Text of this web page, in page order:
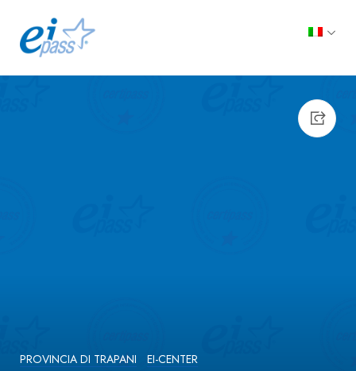
PROVINCIA DI TRAPANI EI-CENTER